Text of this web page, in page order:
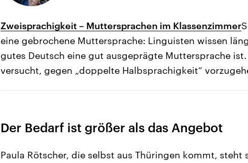
Zweisprachigkeit – Muttersprachen im Klassenzimmer
eine gebrochene Muttersprache: Linguisten wissen
gutes Deutsch eine gut ausgeprägte Muttersprache
versucht, gegen „doppelte Halbsprachigkeit“
Der Bedarf ist größer als das Angebot
Paula Rötscher, die selbst aus Thüringen kommt,